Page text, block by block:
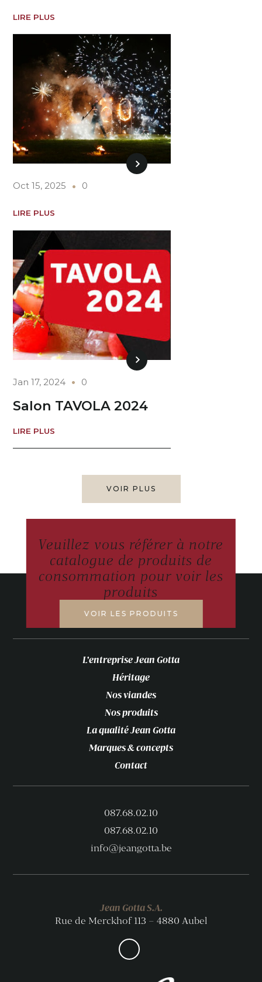
LIRE PLUS
Oct 15, 2025 0
LIRE PLUS
Jan 17, 2024 0
Salon TAVOLA 2024
LIRE PLUS
VOIR PLUS
Veuillez vous référer à notre
catalogue de produits de
consommation pour voir les
produits
VOIR LES PRODUITS
L’entreprise Jean Gotta
Héritage
Nos viandes
Nos produits
La qualité Jean Gotta
Marques & concepts
Contact
087.68.02.10
087.68.02.10
info@jeangotta.be
Jean Gotta S.A.
Rue de Merckhof 113 – 4880 Aubel